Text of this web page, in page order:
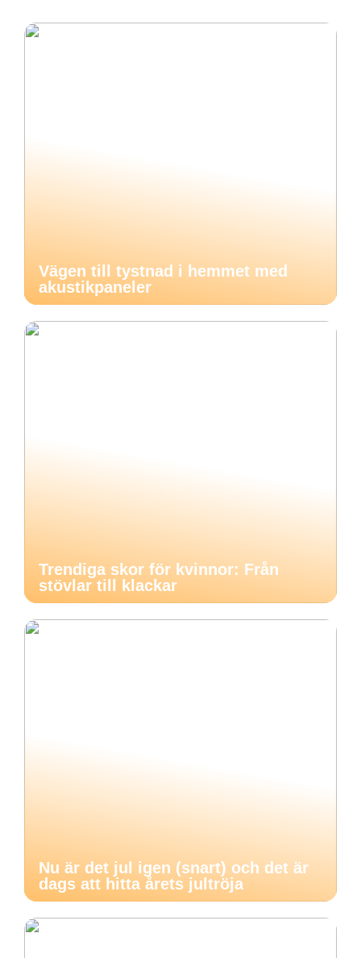
Vägen till tystnad i hemmet med
akustikpaneler
Trendiga skor för kvinnor: Från
stövlar till klackar
Nu är det jul igen (snart) och det är
dags att hitta årets jultröja